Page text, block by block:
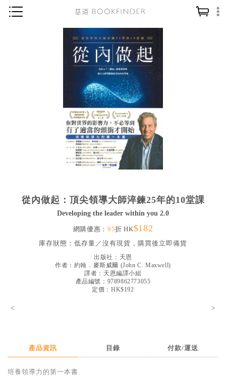
神學／教義
讀經／研經
教會歷史
靈修／禱告
信徒生活
教會事工
社會／倫理
哲學／宗教比較
得獎作品推介
從內做起：頂尖領導大師淬鍊25年的10堂課
Developing the leader within you 2.0
網購優惠： 95折 HK$182
庫存狀態： 低存量／沒有現貨，購買後立即備貨
出版社： 天恩
作者： 約翰．麥斯威爾 (John C. Maxwell)
譯者： 天恩編譯小組
產品編號：9789862773055
定價：HK$192
< >
產品資訊 目錄 付款/運送
培養領導力的第一本書